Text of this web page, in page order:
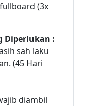
(3x
Diperlukan :
sah laku
(45 Hari
diambil